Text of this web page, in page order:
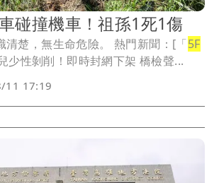
碰撞機車！祖孫1死1傷
...肢擦挫傷、意識清楚，無生命危險。 熱門新聞：[「5F
少性剝削！即時封網下架 橋檢聲...
11 17:19